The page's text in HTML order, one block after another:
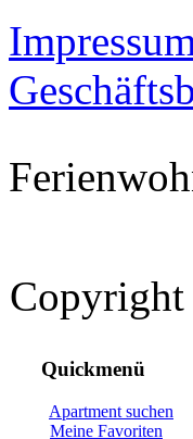
Quickmenü
Apartment suchen
Meine Favoriten